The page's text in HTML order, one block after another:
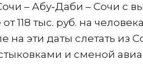
– Абу‑Даби – Сочи с
118 тыс. руб. на
на эти даты слетать
и сменой